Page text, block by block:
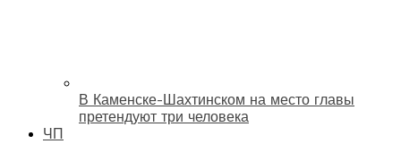
В Каменске-Шахтинском на место главы
претендуют три человека
ЧП